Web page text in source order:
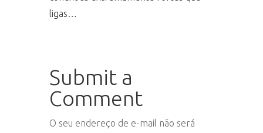
ligas…
Submit a
Comment
O seu endereço de e-mail não será